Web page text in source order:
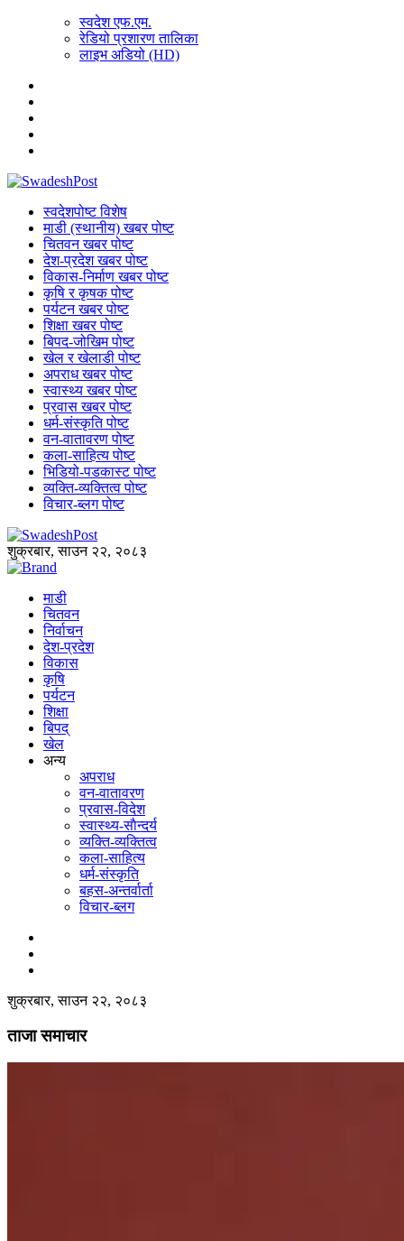
स्वदेश एफ.एम.
रेडियो प्रशारण तालिका
लाइभ अडियो (HD)
स्वदेशपोष्ट विशेष
माडी (स्थानीय) खबर पोष्ट
चितवन खबर पोष्ट
देश-प्रदेश खबर पोष्ट
विकास-निर्माण खबर पोष्ट
कृषि र कृषक पोष्ट
पर्यटन खबर पोष्ट
शिक्षा खबर पोष्ट
बिपद-जोखिम पोष्ट
खेल र खेलाडी पोष्ट
अपराध खबर पोष्ट
स्वास्थ्य खबर पोष्ट
प्रवास खबर पोष्ट
धर्म-संस्कृति पोष्ट
वन-वातावरण पोष्ट
कला-साहित्य पोष्ट
भिडियो-पडकास्ट पोष्ट
व्यक्ति-व्यक्तित्व पोष्ट
विचार-ब्लग पोष्ट
शुक्रबार, साउन २२, २०८३
माडी
चितवन
निर्वाचन
देश-प्रदेश
विकास
कृषि
पर्यटन
शिक्षा
बिपद्
खेल
अन्य
अपराध
वन-वातावरण
प्रवास-विदेश
स्वास्थ्य-साैन्दर्य
व्यक्ति-व्यक्तित्व
कला-साहित्य
धर्म-संस्कृति
बहस-अन्तर्वार्ता
विचार-ब्लग
शुक्रबार, साउन २२, २०८३
ताजा समाचार